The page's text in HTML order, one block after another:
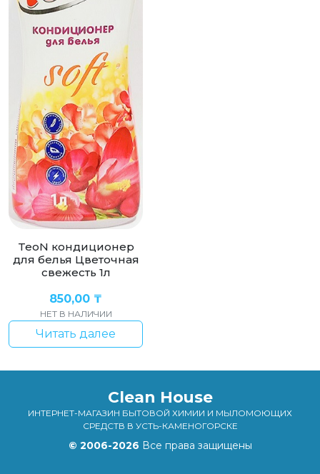
TeoN кондиционер
для белья Цветочная
свежесть 1л
850,00 ₸
НЕТ В НАЛИЧИИ
Читать далее
Clean House
ИНТЕРНЕТ-МАГАЗИН БЫТОВОЙ ХИМИИ И МЫЛОМОЮЩИХ
СРЕДСТВ В УСТЬ-КАМЕНОГОРСКЕ
© 2006-2026 Все права защищены